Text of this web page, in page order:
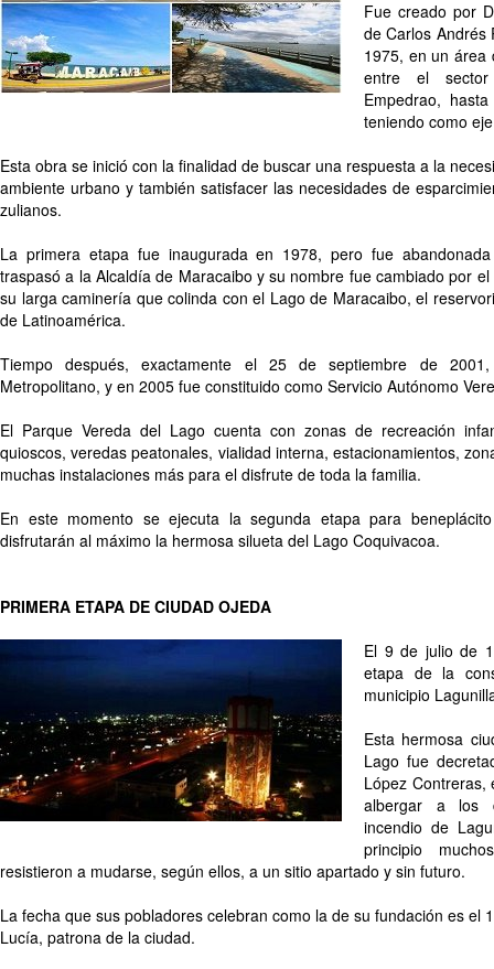
Fue creado por
de Carlos Andrés
1975, en un área
entre el
Empedrao,
teniendo como
Esta obra se inició con la finalidad de buscar una respuesta a la
ambiente urbano y también satisfacer las necesidades de
zulianos.
La primera etapa fue inaugurada en 1978, pero fue
traspasó a la Alcaldía de Maracaibo y su nombre fue cambiado por
su larga caminería que colinda con el Lago de Maracaibo, el
de Latinoamérica.
Tiempo después, exactamente el 25 de septiembre de
Metropolitano, y en 2005 fue constituido como Servicio Autónomo
El Parque Vereda del Lago cuenta con zonas de recreación
quioscos, veredas peatonales, vialidad interna, estacionamientos,
muchas instalaciones más para el disfrute de toda la familia.
En este momento se ejecuta la segunda etapa para
disfrutarán al máximo la hermosa silueta del Lago Coquivacoa.
PRIMERA ETAPA DE CIUDAD OJEDA
El 9 de julio de
etapa de la
municipio
Esta hermosa
Lago fue
López
albergar a los
incendio de
principio
resistieron a mudarse, según ellos, a un sitio apartado y sin futuro.
La fecha que sus pobladores celebran como la de su fundación es el
Lucía, patrona de la ciudad.